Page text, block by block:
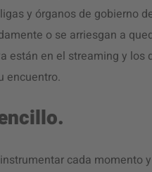
y órganos de gobierno
o se arriesgan a
están en el streaming y los
encuentro.
cada momento